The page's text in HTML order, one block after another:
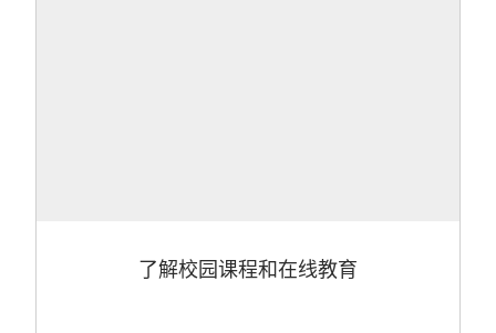
了解校园课程和在线教育